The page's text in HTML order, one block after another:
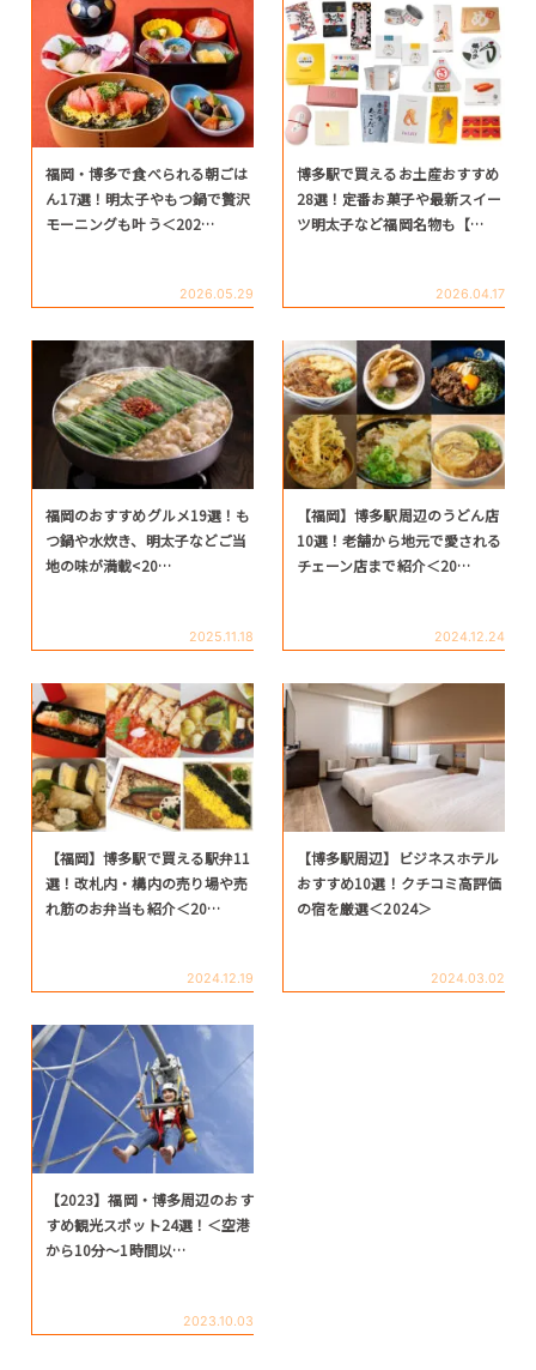
福岡・博多で食べられる朝ごは
ん17選！明太子やもつ鍋で贅沢
モーニングも叶う＜202…
2026.05.29
博多駅で買えるお土産おすすめ
28選！定番お菓子や最新スイー
ツ明太子など福岡名物も【…
2026.04.17
福岡のおすすめグルメ19選！も
つ鍋や水炊き、明太子などご当
地の味が満載<20…
2025.11.18
【福岡】博多駅周辺のうどん店
10選！老舗から地元で愛される
チェーン店まで紹介＜20…
2024.12.24
【福岡】博多駅で買える駅弁11
選！改札内・構内の売り場や売
れ筋のお弁当も紹介＜20…
2024.12.19
【博多駅周辺】ビジネスホテル
おすすめ10選！クチコミ高評価
の宿を厳選＜2024＞
2024.03.02
【2023】福岡・博多周辺のおす
すめ観光スポット24選！＜空港
から10分～1時間以…
2023.10.03